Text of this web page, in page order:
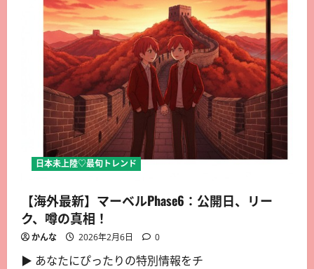
日本未上陸♡最旬トレンド
【海外最新】マーベルPhase6：公開日、リー
ク、噂の真相！
かんな 2026年2月6日 0
▶︎ あなたにぴったりの特別情報をチ